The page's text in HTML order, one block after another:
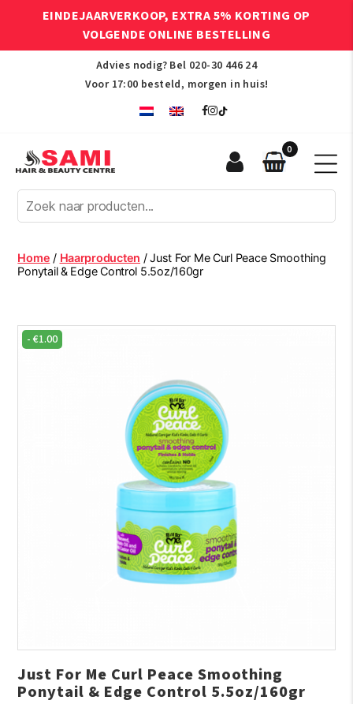
EINDEJAARVERKOOP, EXTRA 5% KORTING OP
VOLGENDE ONLINE BESTELLING
Advies nodig? Bel 020-30 446 24
Voor 17:00 besteld, morgen in huis!
Afro
Hair
Beauty
Centre
0
Home / Haarproducten / Just For Me Curl Peace Smoothing
Ponytail & Edge Control 5.5oz/160gr
-€1.00
Just For Me Curl Peace Smoothing
Ponytail & Edge Control 5.5oz/160gr